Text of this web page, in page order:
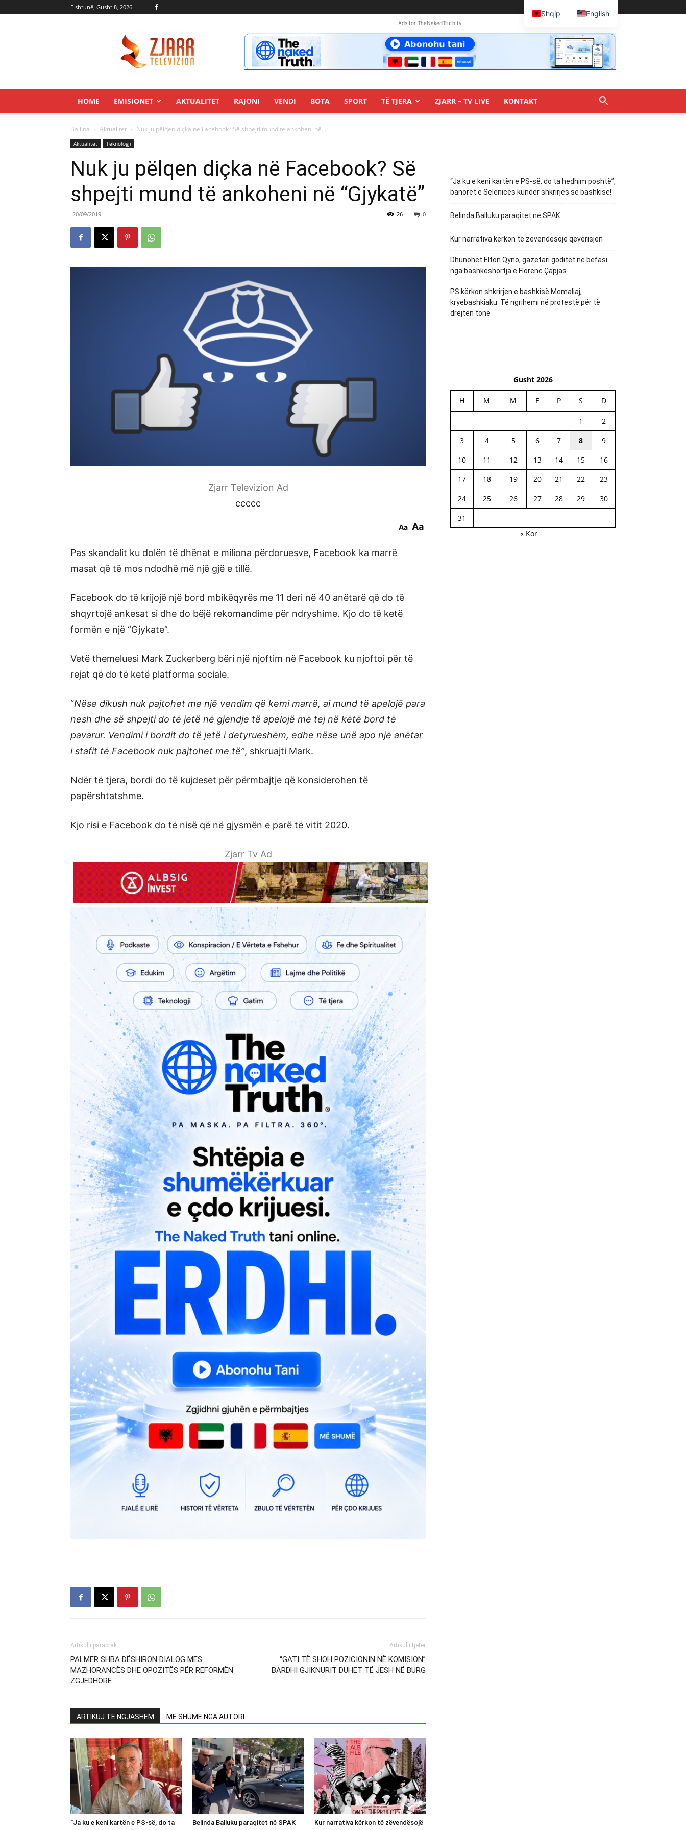
E shtunë, Gusht 8, 2026
Ads for TheNakedTruth.tv
HOME EMISIONET AKTUALITET RAJONI VENDI BOTA SPORT TË TJERA ZJARR – TV LIVE KONTAKT
Ballina Aktualitet Nuk ju pëlqen diçka në Facebook? Së shpejti mund të ankoheni në...
Aktualitet Teknologji
Nuk ju pëlqen diçka në Facebook? Së
shpejti mund të ankoheni në “Gjykatë”
20/09/2019 0
26
Zjarr Televizion Ad
ccccc
Aa Aa
Pas skandalit ku dolën të dhënat e miliona përdoruesve, Facebook ka marrë
masat që të mos ndodhë më një gjë e tillë.
Facebook do të krijojë një bord mbikëqyrës me 11 deri në 40 anëtarë që do të
shqyrtojë ankesat si dhe do bëjë rekomandime për ndryshime. Kjo do të ketë
formën e një “Gjykate”.
Vetë themeluesi Mark Zuckerberg bëri një njoftim në Facebook ku njoftoi për të
rejat që do të ketë platforma sociale.
“Nëse dikush nuk pajtohet me një vendim që kemi marrë, ai mund të apelojë para
nesh dhe së shpejti do të jetë në gjendje të apelojë më tej në këtë bord të
pavarur. Vendimi i bordit do të jetë i detyrueshëm, edhe nëse unë apo një anëtar
i stafit të Facebook nuk pajtohet me të”, shkruajti Mark.
Ndër të tjera, bordi do të kujdeset për përmbajtje që konsiderohen të
papërshtatshme.
Kjo risi e Facebook do të nisë që në gjysmën e parë të vitit 2020.
Zjarr Tv Ad
Artikulli paraprak
PALMER SHBA DËSHIRON DIALOG MES
MAZHORANCËS DHE OPOZITËS PËR REFORMËN
ZGJEDHORE
Artikulli tjetër
“GATI TË SHOH POZICIONIN NË KOMISION”
BARDHI GJIKNURIT DUHET TË JESH NË BURG
ARTIKUJ TË NGJASHËM MË SHUMË NGA AUTORI
“Ja ku e keni kartën e PS-së, do ta
Belinda Balluku paraqitet në SPAK
Kur narrativa kërkon të zëvendësojë
“Ja ku e keni kartën e PS-së, do ta hedhim poshtë”,
banorët e Selenicës kundër shkrirjes së bashkisë!
Belinda Balluku paraqitet në SPAK
Kur narrativa kërkon të zëvendësojë qeverisjen
Dhunohet Elton Qyno, gazetari goditet në befasi
nga bashkëshortja e Florenc Çapjas
PS kërkon shkrirjen e bashkisë Memaliaj,
kryebashkiaku: Të ngrihemi në protestë për të
drejtën tonë
Gusht 2026
H M M E P S D
1
2
3
4 5 6 7 8
9
10
11 12 13 14 15
16
17
18 19 20 21 22
23
24
25 26 27 28 29
30
31
« Kor
Shqip English